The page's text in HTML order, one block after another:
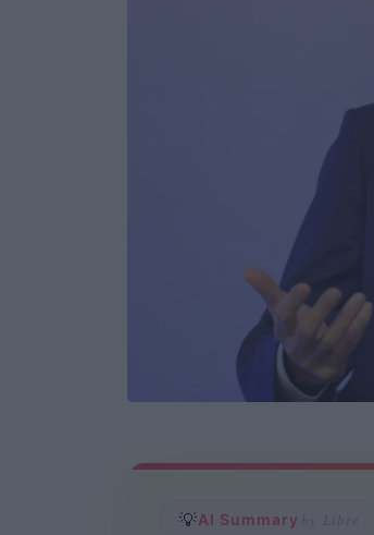
💡AI Summary by Libre